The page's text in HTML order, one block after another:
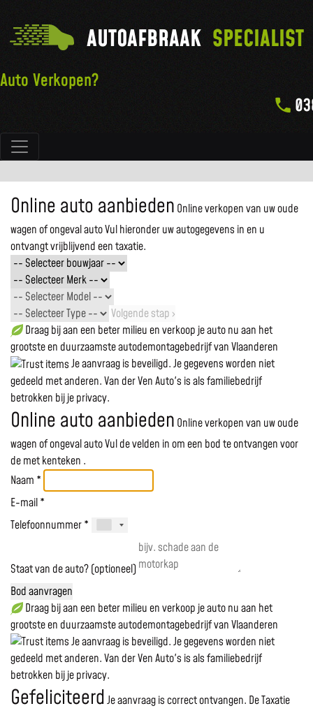
Hoofdnavigatie
AUTOAFBRAAK SPECIALIST
Auto Verkopen?
Online auto aanbieden Online verkopen van uw oude
wagen of ongeval autoVul hieronder uw autogegevens in en u
ontvangt vrijblijvend een taxatie.
Volgende stap ›
Draag bij aan een beter milieu en verkoop je auto nu aan het
grootste en duurzaamste autodemontagebedrijf van Vlaanderen
Je aanvraag is beveiligd. Je gegevens worden niet
gedeeld met anderen. Van der Ven Auto's is als familiebedrijf
betrokken bij je privacy.
Online auto aanbieden Online verkopen van uw oude
wagen of ongeval autoVul de velden in om een bod te ontvangen voor
demet kenteken .
Naam *
E-mail *
Telefoonnummer *
Staat van de auto? (optioneel)
Bod aanvragen
Draag bij aan een beter milieu en verkoop je auto nu aan het
grootste en duurzaamste autodemontagebedrijf van Vlaanderen
Je aanvraag is beveiligd. Je gegevens worden niet
gedeeld met anderen. Van der Ven Auto's is als familiebedrijf
betrokken bij je privacy.
GefeliciteerdJe aanvraag is correct ontvangen. De Taxatie